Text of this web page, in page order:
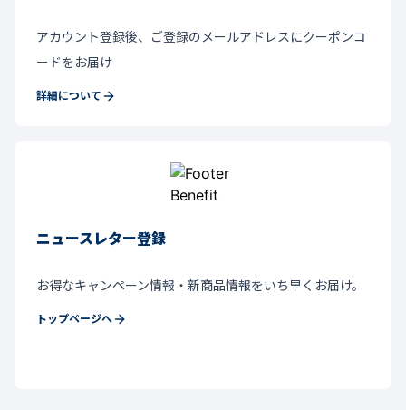
アカウント登録後、ご登録のメールアドレスにクーポンコ
ードをお届け
詳細について
ニュースレター登録
お得なキャンペーン情報・新商品情報をいち早くお届け。
トップページへ